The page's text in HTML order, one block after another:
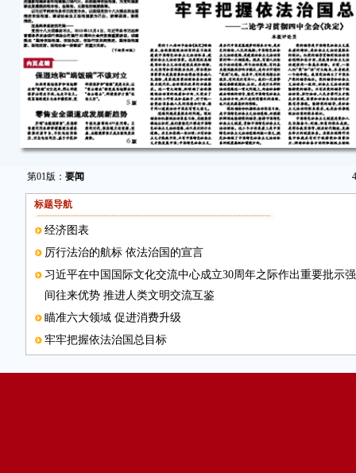
第01版： 要闻 4
标题导航
经济图表
厉行法治的航标 依法治国的宣言
习近平在中国国际文化交流中心成立30周年之际作出重要批示
间往来优势 推进人类文明交流互鉴
瞄准六大领域 促进消费升级
牢牢把握依法治国总目标